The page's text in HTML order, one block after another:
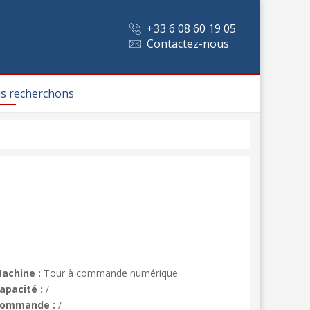
+33 6 08 60 19 05
Contactez-nous
recherchons
: Tour à commande numérique
: /
: /